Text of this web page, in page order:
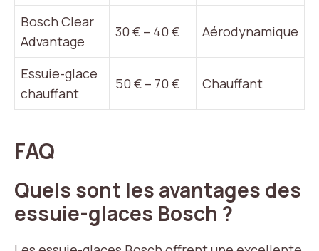
Bosch Clear
Advantage
30 € – 40 € Aérodynamique
Essuie-glace
chauffant
50 € – 70 € Chauffant
FAQ
Quels sont les avantages des
essuie-glaces Bosch ?